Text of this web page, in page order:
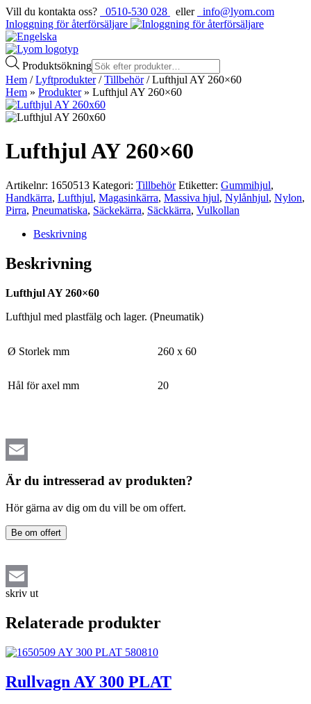
Vill du kontakta oss? 0510-530 028 eller
info@lyom.com
Inloggning för återförsäljare
Produktsökning
Hem /Lyftprodukter/Tillbehör/ Lufthjul AY 260×60
Hem » Produkter» Lufthjul AY 260×60
Lufthjul AY 260×60
Artikelnr: 1650513 Kategori: Tillbehör Etiketter: Gummihjul,
Handkärra, Lufthjul, Magasinkärra, Massiva hjul, Nylånhjul, Nylon,
Pirra, Pneumatiska, Säckekärra, Säckkärra, Vulkollan
Beskrivning
Beskrivning
Lufthjul AY 260×60
Lufthjul med plastfälg och lager. (Pneumatik)
Ø Storlek mm 260 x 60
Hål för axel mm 20
Email
Är du intresserad av produkten?
Hör gärna av dig om du vill be om offert.
Be om offert
Email
skriv ut
Relaterade produkter
Rullvagn AY 300 PLAT